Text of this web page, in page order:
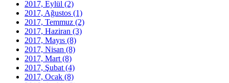
2017, Eylül (2)
2017, Ağustos (1)
2017, Temmuz (2)
2017, Haziran (3)
2017, Mayıs (8)
2017, Nisan (8)
2017, Mart (8)
2017, Şubat (4)
2017, Ocak (8)